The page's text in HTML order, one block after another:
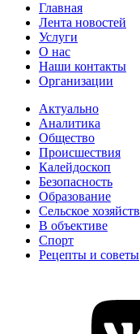
Главная
Лента новостей
Услуги
О нас
Наши контакты
Организации
Актуально
Аналитика
Общество
Происшествия
Калейдоскоп
Безопасность
Образование
Сельское
В объективе
Спорт
Рецепты и советы